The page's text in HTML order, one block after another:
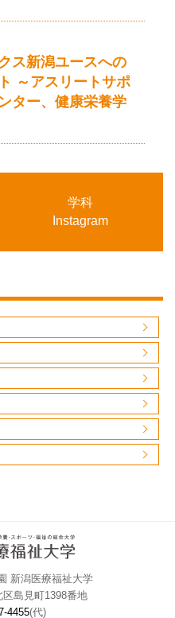
ス新潟ユースへの
～アスリートサポ
ター、健康栄養学
学科
Instagram
新潟医療福祉大学
区島見町1398番地
4455(代)